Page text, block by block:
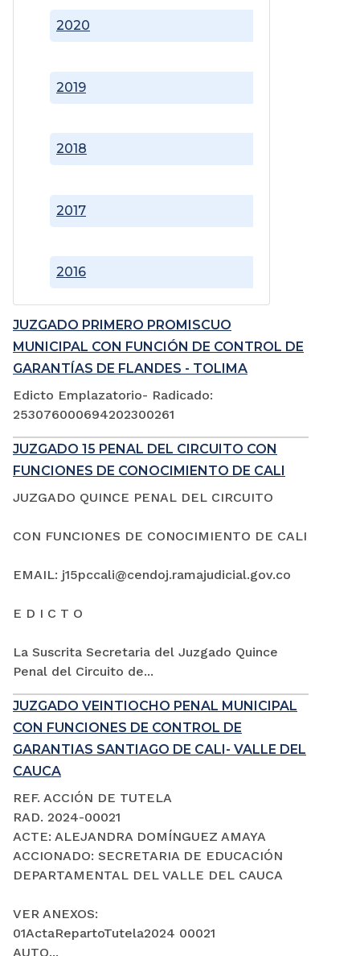
2016
2017
2018
2019
2020
JUZGADO PRIMERO PROMISCUO
MUNICIPAL CON FUNCIÓN DE CONTROL DE
GARANTÍAS DE FLANDES - TOLIMA
Edicto Emplazatorio- Radicado:
253076000694202300261
JUZGADO 15 PENAL DEL CIRCUITO CON
FUNCIONES DE CONOCIMIENTO DE CALI
JUZGADO QUINCE PENAL DEL CIRCUITO
CON FUNCIONES DE CONOCIMIENTO DE CALI
EMAIL: j15pccali@cendoj.ramajudicial.gov.co
E D I C T O
La Suscrita Secretaria del Juzgado Quince
Penal del Circuito de...
JUZGADO VEINTIOCHO PENAL MUNICIPAL
CON FUNCIONES DE CONTROL DE
GARANTIAS SANTIAGO DE CALI- VALLE DEL
CAUCA
REF. ACCIÓN DE TUTELA
RAD. 2024-00021
ACTE: ALEJANDRA DOMÍNGUEZ AMAYA
ACCIONADO: SECRETARIA DE EDUCACIÓN
DEPARTAMENTAL DEL VALLE DEL CAUCA
VER ANEXOS:
01ActaRepartoTutela2024 00021
AUTO...